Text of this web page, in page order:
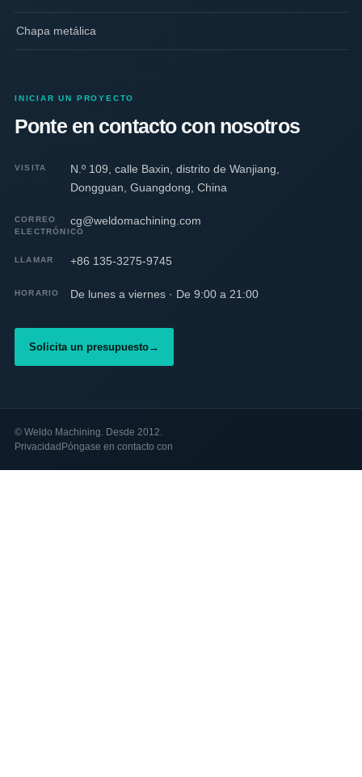
Chapa metálica
INICIAR UN PROYECTO
Ponte en contacto con nosotros
VISITA
N.º 109, calle Baxin, distrito de Wanjiang,
Dongguan, Guangdong, China
CORREO
ELECTRÓNICO
cg@weldomachining.com
LLAMAR +86 135-3275-9745
HORARIO De lunes a viernes · De 9:00 a 21:00
Solicita un presupuesto→
© Weldo Machining. Desde 2012.
Privacidad Póngase en contacto con